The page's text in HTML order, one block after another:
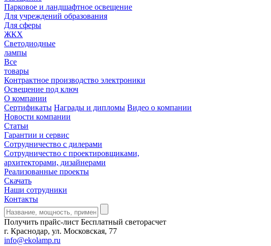
Парковое и ландшафтное освещение
Для учреждений образования
Для сферы
ЖКХ
Светодиодные
лампы
Все
товары
Контрактное производство электроники
Освещение под ключ
О компании
Сертификаты Награды и дипломы Видео о компании
Новости компании
Статьи
Гарантии и сервис
Сотрудничество с дилерами
Сотрудничество с проектировщиками,
архитекторами, дизайнерами
Реализованные проекты
Скачать
Наши сотрудники
Контакты
Получить прайс-лист Бесплатный светорасчет
г. Краснодар, ул. Московская, 77
info@ekolamp.ru